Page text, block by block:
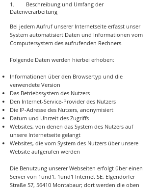
1. Beschreibung und Umfang der
Datenverarbeitung
Bei jedem Aufruf unserer Internetseite erfasst unser
System automatisiert Daten und Informationen vom
Computersystem des aufrufenden Rechners.
Folgende Daten werden hierbei erhoben:
Informationen über den Browsertyp und die
verwendete Version
Das Betriebssystem des Nutzers
Den Internet-Service-Provider des Nutzers
Die IP-Adresse des Nutzers, anonymisiert
Datum und Uhrzeit des Zugriffs
Websites, von denen das System des Nutzers auf
unsere Internetseite gelangt
Websites, die vom System des Nutzers über unsere
Website aufgerufen werden
Die Benutzung unserer Webseiten erfolgt über einen
Server von 1und1, 1und1 Internet SE, Elgendorfer
Straße 57, 56410 Montabaur; dort werden die oben